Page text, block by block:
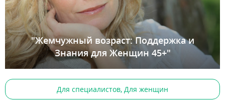
"Жемчужный возраст: Поддержка и
Знания для Женщин 45+"
Для специалистов, Для женщин